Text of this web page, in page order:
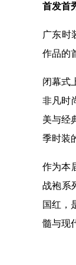
首发首
广东时
作品的
闭幕式
非凡时
美与经
季时装
作为本
战袍系
国红，
髓与现